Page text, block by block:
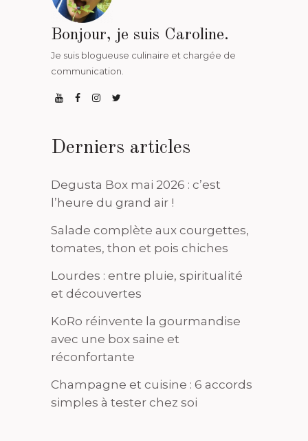
Bonjour, je suis Caroline.
Je suis blogueuse culinaire et chargée de
communication.
Derniers articles
Degusta Box mai 2026 : c’est
l’heure du grand air !
Salade complète aux courgettes,
tomates, thon et pois chiches
Lourdes : entre pluie, spiritualité
et découvertes
KoRo réinvente la gourmandise
avec une box saine et
réconfortante
Champagne et cuisine : 6 accords
simples à tester chez soi